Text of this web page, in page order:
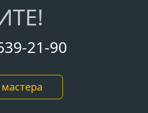
21-90